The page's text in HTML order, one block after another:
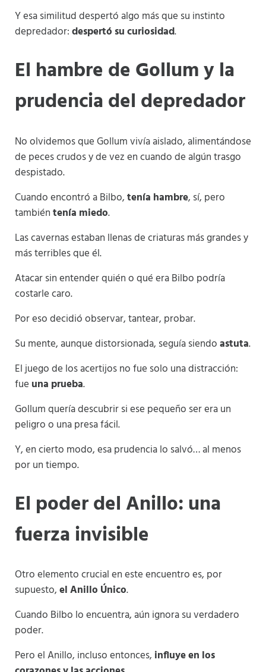
Y esa similitud despertó algo más que su instinto
depredador:despertó su curiosidad.
El hambre de Gollum y la
prudencia del depredador
No olvidemos que Gollum vivía aislado, alimentándose
de peces crudos y de vez en cuando de algún trasgo
despistado.
Cuando encontró a Bilbo,tenía hambre, sí, pero
tambiéntenía miedo.
Las cavernas estaban llenas de criaturas más grandes y
más terribles que él.
Atacar sin entender quién o qué era Bilbo podría
costarle caro.
Por eso decidió observar, tantear, probar.
Su mente, aunque distorsionada, seguía siendoastuta.
El juego de los acertijos no fue solo una distracción:
fue una prueba.
Gollum quería descubrir si ese pequeño ser era un
peligro o una presa fácil.
Y, en cierto modo, esa prudencia lo salvó… al menos
por un tiempo.
El poder del Anillo: una
fuerza invisible
Otro elemento crucial en este encuentro es, por
supuesto,el Anillo Único.
Cuando Bilbo lo encuentra, aún ignora su verdadero
poder.
Pero el Anillo, incluso entonces, influye en los